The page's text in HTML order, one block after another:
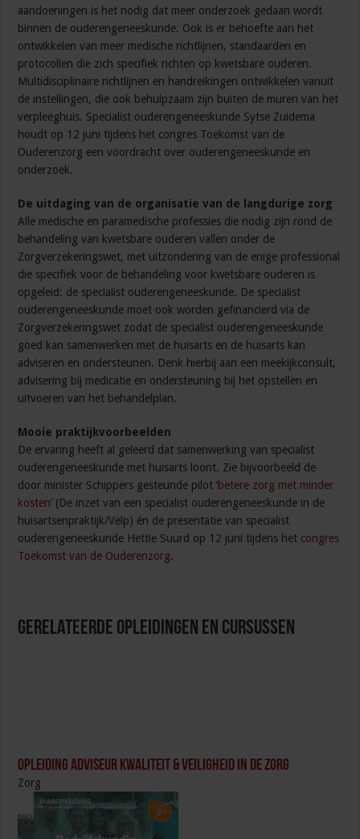
aandoeningen is het nodig dat meer onderzoek gedaan wordt
binnen de ouderengeneeskunde. Ook is er behoefte aan het
ontwikkelen van meer medische richtlijnen, standaarden en
protocollen die zich specifiek richten op kwetsbare ouderen.
Multidisciplinaire richtlijnen en handreikingen ontwikkelen vanuit
de instellingen, die ook behulpzaam zijn buiten de muren van het
verpleeghuis. Specialist ouderengeneeskunde Sytse Zuidema
houdt op 12 juni tijdens het congres Toekomst van de
Ouderenzorg een voordracht over ouderengeneeskunde en
onderzoek.
De uitdaging van de organisatie van de langdurige zorg
Alle medische en paramedische professies die nodig zijn rond de
behandeling van kwetsbare ouderen vallen onder de
Zorgverzekeringswet, met uitzondering van de enige professional
die specifiek voor de behandeling voor kwetsbare ouderen is
opgeleid: de specialist ouderengeneeskunde. De specialist
ouderengeneeskunde moet ook worden gefinancierd via de
Zorgverzekeringswet zodat de specialist ouderengeneeskunde
goed kan samenwerken met de huisarts en de huisarts kan
adviseren en ondersteunen. Denk hierbij aan een meekijkconsult,
advisering bij medicatie en ondersteuning bij het opstellen en
uitvoeren van het behandelplan.
Mooie praktijkvoorbeelden
De ervaring heeft al geleerd dat samenwerking van specialist
ouderengeneeskunde met huisarts loont. Zie bijvoorbeeld de
door minister Schippers gesteunde pilot ‘betere zorg met minder
kosten’ (De inzet van een specialist ouderengeneeskunde in de
huisartsenpraktijk/Velp) én de presentatie van specialist
ouderengeneeskunde Hettie Suurd op 12 juni tijdens het congres
Toekomst van de Ouderenzorg.
Gerelateerde Opleidingen en Cursussen
Opleiding Adviseur Kwaliteit & Veiligheid in de zorg
Zorg